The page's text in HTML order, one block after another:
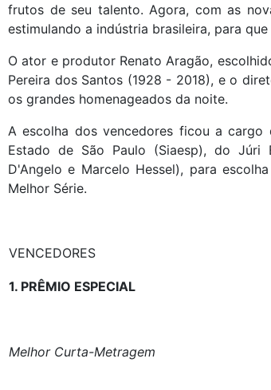
frutos de seu talento. Agora, com as
estimulando a indústria brasileira, para
O ator e produtor Renato Aragão,
Pereira dos Santos (1928 - 2018), e o
os grandes homenageados da noite.
A escolha dos vencedores ficou a
Estado de São Paulo (Siaesp), do Júri
D'Angelo e Marcelo Hessel), para
Melhor Série.
VENCEDORES
1. PRÊMIO ESPECIAL
Melhor Curta-Metragem